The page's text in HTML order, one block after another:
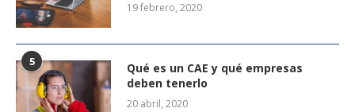
19 febrero, 2020
5
Qué es un CAE y qué empresas
deben tenerlo
20 abril, 2020